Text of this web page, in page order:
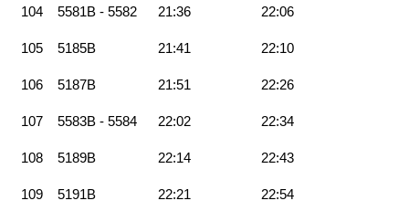
104 5581B - 5582 21:36 22:06
105 5185B 21:41 22:10
106 5187B 21:51 22:26
107 5583B - 5584 22:02 22:34
108 5189B 22:14 22:43
109 5191B 22:21 22:54